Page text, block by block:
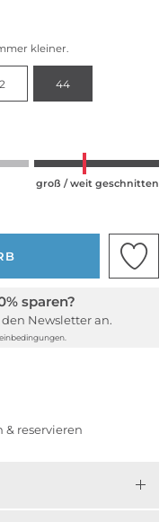
kleiner.
44
groß / weit geschnitten
sparen?
Newsletter an.
reservieren